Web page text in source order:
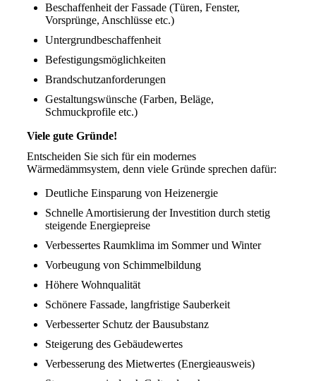
Beschaffenheit der Fassade (Türen, Fenster,
Vorsprünge, Anschlüsse etc.)
Untergrundbeschaffenheit
Befestigungsmöglichkeiten
Brandschutzanforderungen
Gestaltungswünsche (Farben, Beläge,
Schmuckprofile etc.)
Viele gute Gründe!
Entscheiden Sie sich für ein modernes
Wärmedämmsystem, denn viele Gründe sprechen dafür:
Deutliche Einsparung von Heizenergie
Schnelle Amortisierung der Investition durch stetig
steigende Energiepreise
Verbessertes Raumklima im Sommer und Winter
Vorbeugung von Schimmelbildung
Höhere Wohnqualität
Schönere Fassade, langfristige Sauberkeit
Verbesserter Schutz der Bausubstanz
Steigerung des Gebäudewertes
Verbesserung des Mietwertes (Energieausweis)